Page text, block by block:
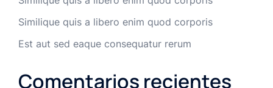
Similique quis a libero enim quod corporis
Est aut sed eaque consequatur rerum
Comentarios recientes